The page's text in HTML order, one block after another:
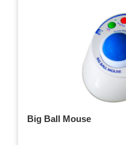
Big Ball Mouse